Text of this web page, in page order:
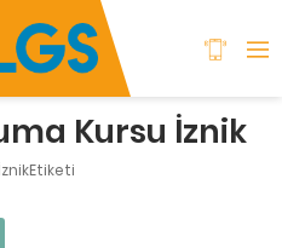
Kursu İznik